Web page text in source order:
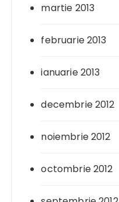
martie 2013
februarie 2013
ianuarie 2013
decembrie 2012
noiembrie 2012
octombrie 2012